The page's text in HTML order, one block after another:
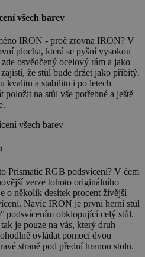
všech barev
IRON - proč zrovna IRON? V
plocha, která se pyšní vysokou
osvědčený ocelový rám a jako
že stůl bude držet jako přibitý.
kvalitu a stabilitu i po letech
položit na stůl vše potřebné a ještě
Prismatic RGB podsvícení? V čem
verze tohoto originálního
o několik desítek procent živější
Navíc IRON je první herní stůl
podsvícením obklopující celý stůl.
je pouze na vás, který druh
ovládat pomocí dvou
straně pod přední hranou stolu.